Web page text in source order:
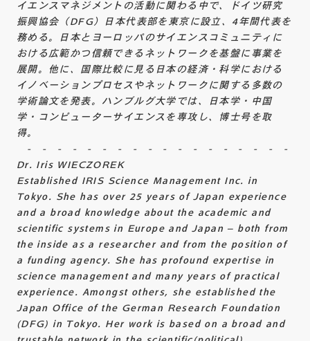
イエンスマネジメントの活動に関わる中で、ドイツ研究
振興協会（DFG）日本代表部を東京に設立、4年間代表を
務める。日本とヨーロッパのサイエンスコミュニティに
おける広範かつ信頼できるネットワークを基盤に事業を
展開。他に、国際比較に見る日本の経済・科学における
イノベーションプロセスやネットワークに関する多数の
学術論文を発表。ハンブルグ大学では、日本学・中国
学・コンピューターサイエンスを専攻し、博士号を取
得。
- - - - - - - - - - - - - - - - - - -
Dr. Iris WIECZOREK
Established IRIS Science Management Inc. in
Tokyo. She has over 25 years of Japan experience
and a broad knowledge about the academic and
scientific systems in Europe and Japan – both from
the inside as a researcher and from the position of
a funding agency. She has profound expertise in
science management and many years of practical
experience. Amongst others, she established the
Japan Office of the German Research Foundation
(DFG) in Tokyo. Her work is based on a broad and